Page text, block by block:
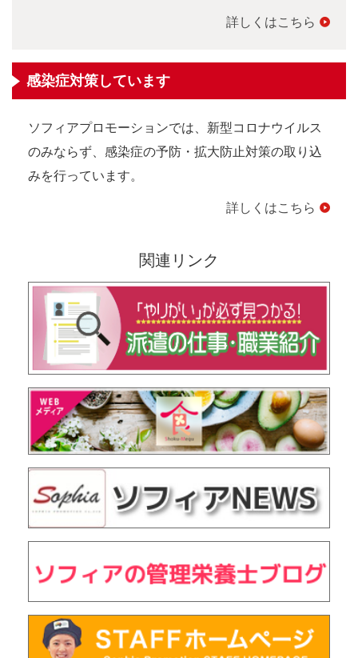
詳しくはこちら
感染症対策しています
ソフィアプロモーションでは、新型コロナウイルス
のみならず、感染症の予防・拡大防止対策の取り込
みを行っています。
詳しくはこちら
関連リンク